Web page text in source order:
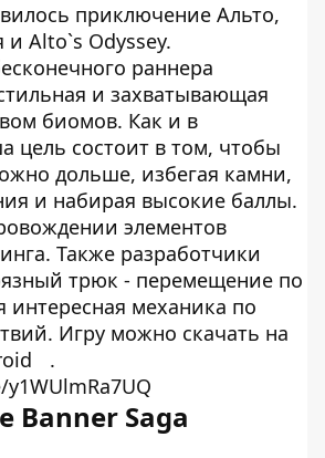
приключение Альто,
и Alto`s Odyssey.
раннера
и захватывающая
биомов. Как и в
цель состоит в том, чтобы
дольше, избегая камни,
и набирая высокие баллы.
элементов
Также разработчики
трюк - перемещение по
интересная механика по
Игру можно скачать на
.
Banner Saga